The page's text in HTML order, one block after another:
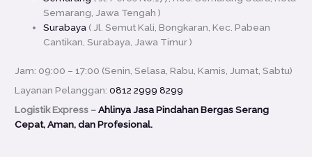
Semarang, Jawa Tengah )
Surabaya ( Jl. Semut Kali, Bongkaran, Kec. Pabean
Cantikan, Surabaya, Jawa Timur )
Jam: 09:00 – 17:00 (Senin, Selasa, Rabu, Kamis, Jumat, Sabtu)
Layanan Pelanggan:0812 2999 8299
Logistik Express –Ahlinya Jasa Pindahan Bergas Serang
Cepat, Aman, dan Profesional.